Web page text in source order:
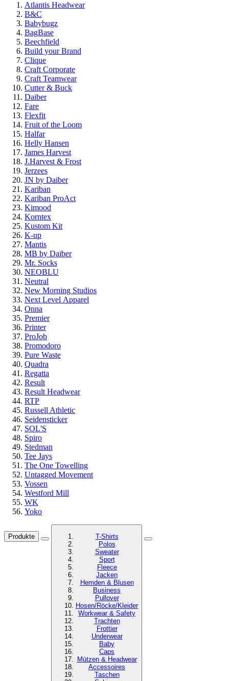
Atlantis Headwear
B&C
Babybugz
BagBase
Beechfield
Build your Brand
Clique
Craft Corporate
Craft Teamwear
Cutter & Buck
Daiber
Fare
Flexfit
Fruit of the Loom
Halfar
Helly Hansen
James Harvest
J.Harvest & Frost
Jerzees
JN by Daiber
Kariban
Kariban ProAct
Kimood
Korntex
Kustom Kit
K-up
Mantis
MB by Daiber
Mr. Socks
NEOBLU
Neutral
New Morning Studios
Next Level Apparel
Onna
Premier
Printer
ProJob
Promodoro
Pure Waste
Quadra
Regatta
Result
Result Headwear
RTP
Russell Athletic
Seidensticker
SOL'S
Spiro
Stedman
Tee Jays
The One Towelling
Untagged Movement
Vossen
Westford Mill
WK
Yoko
Produkte
T-Shirts
Polos
Sweater
Sport
Fleece
Jacken
Hemden & Blusen
Business
Pullover
Hosen/Röcke/Kleider
Workwear & Safety
Trachten
Frottier
Underwear
Baby
Caps
Mützen & Headwear
Accessoires
Taschen